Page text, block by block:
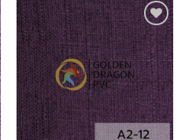
Add to
Wishlist